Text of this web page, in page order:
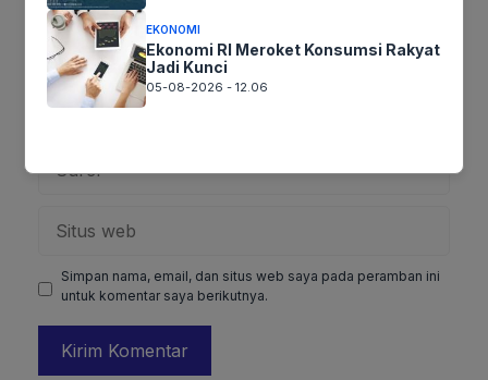
Nama
Simpan nama, email, dan situs web saya pada peramban ini
untuk komentar saya berikutnya.
EKONOMI
Ekonomi RI Meroket Konsumsi Rakyat
Jadi Kunci
05-08-2026 - 12.06